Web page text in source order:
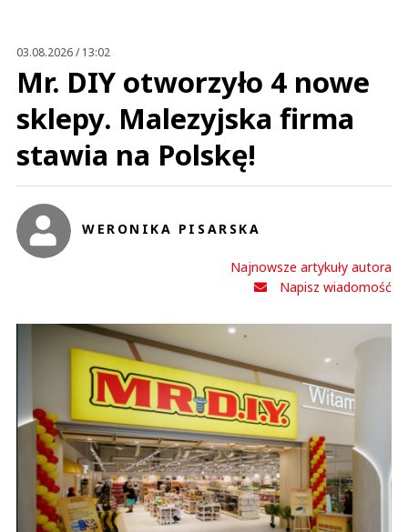
03.08.2026 / 13:02
Mr. DIY otworzyło 4 nowe
sklepy. Malezyjska firma
stawia na Polskę!
WERONIKA PISARSKA
Najnowsze artykuły autora
Napisz wiadomość